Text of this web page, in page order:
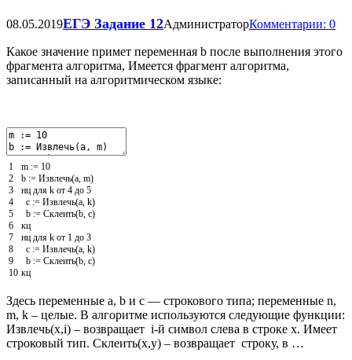
08.05.2019ЕГЭ Задание 12АдминистраторКомментарии: 0
Какое значение примет переменная b после выполнения этого
фрагмента алгоритма, Имеется фрагмент алгоритма,
записанный на алгоритмическом языке:
1
2
3
4
5
6
7
8
9
10
m := 10
b := Извлечь(а m)
нц для k от 4 до 5
с := Извлечь(а k)
b := Склеить(b с)
кц
нц для k от 1 до 3
с := Извлечь(а k)
b := Склеить(b с)
кц
Здесь переменные a, b и с — строкового типа; переменные n,
m, k – целые. В алгоритме используются следующие функции:
Извлечь(х,i) – возвращает i-й символ слева в строке х. Имеет
строковый тип. Склеить(х,у) – возвращает строку, в …